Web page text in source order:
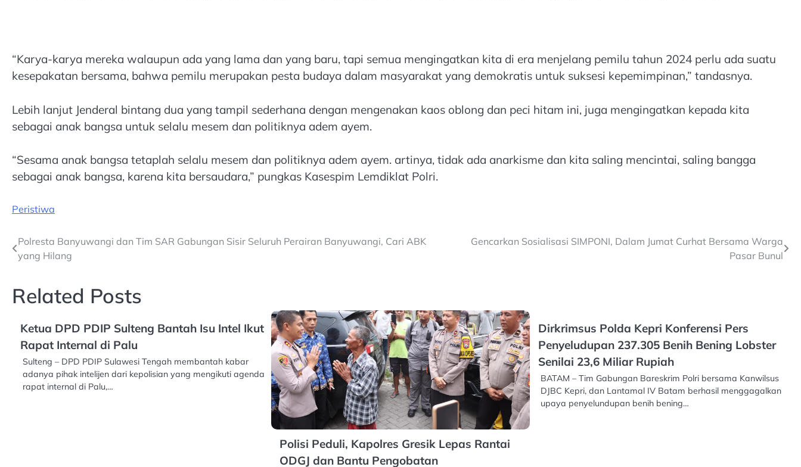
“Karya-karya mereka walaupun ada yang lama dan yang baru, tapi semua mengingatkan kita di era menjelang pemilu tahun 2024 perlu ada suatu
kesepakatan bersama, bahwa pemilu merupakan pesta budaya dalam masyarakat yang demokratis untuk suksesi kepemimpinan,” tandasnya.
Lebih lanjut Jenderal bintang dua yang tampil sederhana dengan mengenakan kaos oblong dan peci hitam ini, juga mengingatkan kepada kita
sebagai anak bangsa untuk selalu mesem dan politiknya adem ayem.
“Sesama anak bangsa tetaplah selalu mesem dan politiknya adem ayem. artinya, tidak ada anarkisme dan kita saling mencintai, saling bangga
sebagai anak bangsa, karena kita bersaudara,” pungkas Kasespim Lemdiklat Polri.
Peristiwa
Post
navigation
Polresta Banyuwangi dan Tim SAR Gabungan Sisir Seluruh Perairan Banyuwangi, Cari ABK
yang Hilang
Gencarkan Sosialisasi SIMPONI, Dalam Jumat Curhat Bersama Warga
Pasar Bunul
Related Posts
Ketua DPD PDIP Sulteng Bantah Isu Intel Ikut
Rapat Internal di Palu
Sulteng – DPD PDIP Sulawesi Tengah membantah kabar
adanya pihak intelijen dari kepolisian yang mengikuti agenda
rapat internal di Palu,…
Polisi Peduli, Kapolres Gresik Lepas Rantai
ODGJ dan Bantu Pengobatan
Dirkrimsus Polda Kepri Konferensi Pers
Penyeludupan 237.305 Benih Bening Lobster
Senilai 23,6 Miliar Rupiah
BATAM – Tim Gabungan Bareskrim Polri bersama Kanwilsus
DJBC Kepri, dan Lantamal IV Batam berhasil menggagalkan
upaya penyelundupan benih bening…